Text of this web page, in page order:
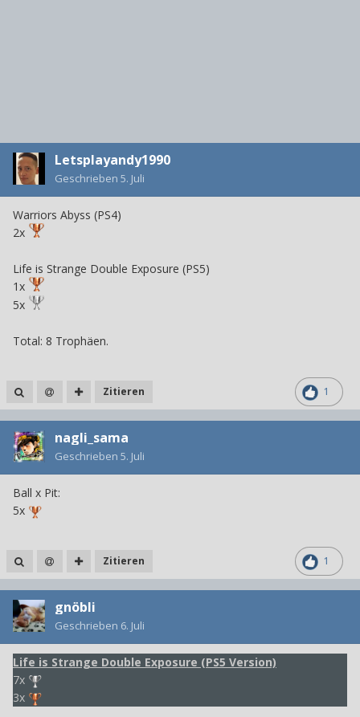
Letsplayandy1990
Geschrieben 5. Juli
Warriors Abyss (PS4)
2x
Life is Strange Double Exposure (PS5)
1x
5x
Total: 8 Trophäen.
1
Zitieren
nagli_sama
Geschrieben 5. Juli
Ball x Pit:
5x
1
Zitieren
gnöbli
Geschrieben 6. Juli
Life is Strange Double Exposure (PS5 Version)
7x
3x